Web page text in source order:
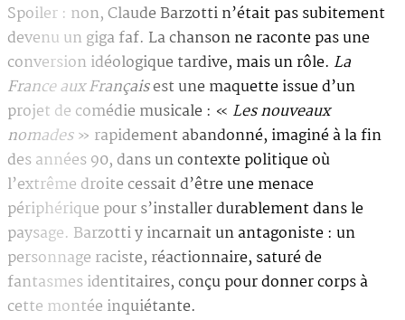
Spoiler : non, Claude Barzotti n’était pas subitement
devenu un giga faf. La chanson ne raconte pas une
conversion idéologique tardive, mais un rôle. La
France aux Françaisest une maquette issue d’un
projet de comédie musicale : « Les nouveaux
nomades» rapidement abandonné, imaginé à la fin
des années 90, dans un contexte politique où
l’extrême droite cessait d’être une menace
périphérique pour s’installer durablement dans le
paysage. Barzotti y incarnait un antagoniste : un
personnage raciste, réactionnaire, saturé de
fantasmes identitaires, conçu pour donner corps à
cette montée inquiétante.